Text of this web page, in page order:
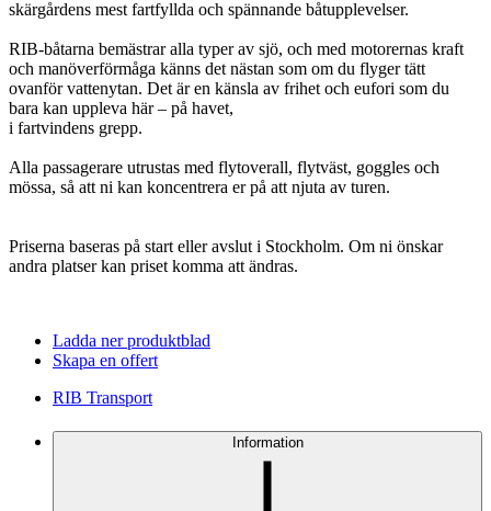
skärgårdens mest fartfyllda och spännande båtupplevelser.
RIB-båtarna bemästrar alla typer av sjö, och med motorernas kraft
och manöverförmåga känns det nästan som om du flyger tätt
ovanför vattenytan. Det är en känsla av frihet och eufori som du
bara kan uppleva här – på havet,
i fartvindens grepp.
Alla passagerare utrustas med flytoverall, flytväst, goggles och
mössa, så att ni kan koncentrera er på att njuta av turen.
Priserna baseras på start eller avslut i Stockholm. Om ni önskar
andra platser kan priset komma att ändras.
Ladda ner produktblad
Skapa en offert
RIB Transport
Information